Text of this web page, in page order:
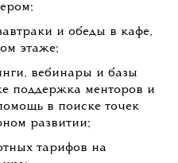
и обеды в кафе,
этаже;
вебинары и базы
поддержка менторов и
в поиске точек
развитии;
тарифов на